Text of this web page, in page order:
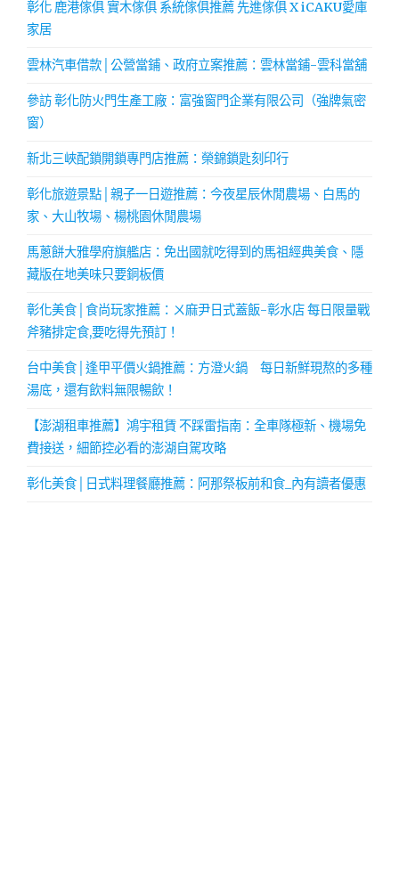
彰化 鹿港傢俱 實木傢俱 系統傢俱推薦 先進傢俱 X iCAKU愛庫
家居
雲林汽車借款│公營當鋪、政府立案推薦：雲林當鋪-雲科當舖
參訪 彰化防火門生產工廠：富強窗門企業有限公司（強牌氣密
窗）
新北三峽配鎖開鎖專門店推薦：榮錦鎖匙刻印行
彰化旅遊景點│親子一日遊推薦：今夜星辰休閒農場、白馬的
家、大山牧場、楊桃園休閒農場
馬蔥餅大雅學府旗艦店：免出國就吃得到的馬祖經典美食、隱
藏版在地美味只要銅板價
彰化美食│食尚玩家推薦：ㄨ麻尹日式蓋飯-彰水店 每日限量戰
斧豬排定食,要吃得先預訂！
台中美食│逢甲平價火鍋推薦：方澄火鍋 每日新鮮現熬的多種
湯底，還有飲料無限暢飲！
【澎湖租車推薦】鴻宇租賃 不踩雷指南：全車隊極新、機場免
費接送，細節控必看的澎湖自駕攻略
彰化美食│日式料理餐廳推薦：阿那祭板前和食_內有讀者優惠